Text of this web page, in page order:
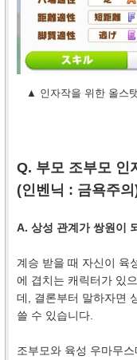
▲ 인자작을 위한 올스
Q. 부모 조부모 인
(인벤닉 : 금욕주의
A. 상성 관계가 쌍원이
계승 받을 때 자신이 육
에 겹치는 캐릭터가 있
데, 결론부터 말하자면
쓸 수 있습니다.
조부모와 육성 우마무